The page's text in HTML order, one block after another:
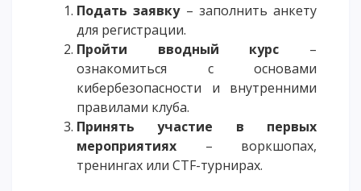
Подать заявку– заполнить анкету
для регистрации.
Пройти вводный курс –
ознакомиться с основами
кибербезопасности и внутренними
правилами клуба.
Принять участие в первых
мероприятиях – воркшопах,
тренингах или CTF-турнирах.